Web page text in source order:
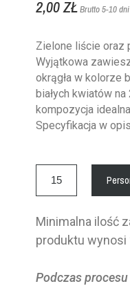
2,00 ZŁ Brutto5-10 dni
Zielone liście oraz
Wyjątkowa
okrągła w kolorze
białych kwiatów
kompozycja
Specyfikacja w
Minimalna ilość
produktu wynosi
Podczas